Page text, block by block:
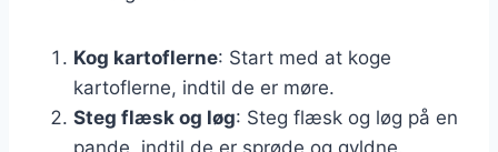
Kog kartoflerne: Start med at koge
kartoflerne, indtil de er møre.
Steg flæsk og løg: Steg flæsk og løg på en
pande, indtil de er sprøde og gyldne.